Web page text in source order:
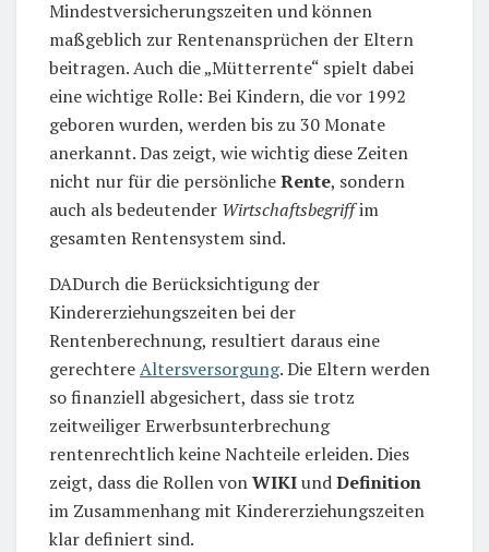
Mindestversicherungszeiten und können
maßgeblich zur Rentenansprüchen der Eltern
beitragen. Auch die „Mütterrente“ spielt dabei
eine wichtige Rolle: Bei Kindern, die vor 1992
geboren wurden, werden bis zu 30 Monate
anerkannt. Das zeigt, wie wichtig diese Zeiten
nicht nur für die persönlicheRente, sondern
auch als bedeutender Wirtschaftsbegriffim
gesamten Rentensystem sind.
DADurch die Berücksichtigung der
Kindererziehungszeiten bei der
Rentenberechnung, resultiert daraus eine
gerechtereAltersversorgung. Die Eltern werden
so finanziell abgesichert, dass sie trotz
zeitweiliger Erwerbsunterbrechung
rentenrechtlich keine Nachteile erleiden. Dies
zeigt, dass die Rollen vonWIKIundDefinition
im Zusammenhang mit Kindererziehungszeiten
klar definiert sind.